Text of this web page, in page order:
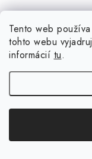
Tento web
tohto webu
informácií tu.
Kábel CGSG
guma čierny,